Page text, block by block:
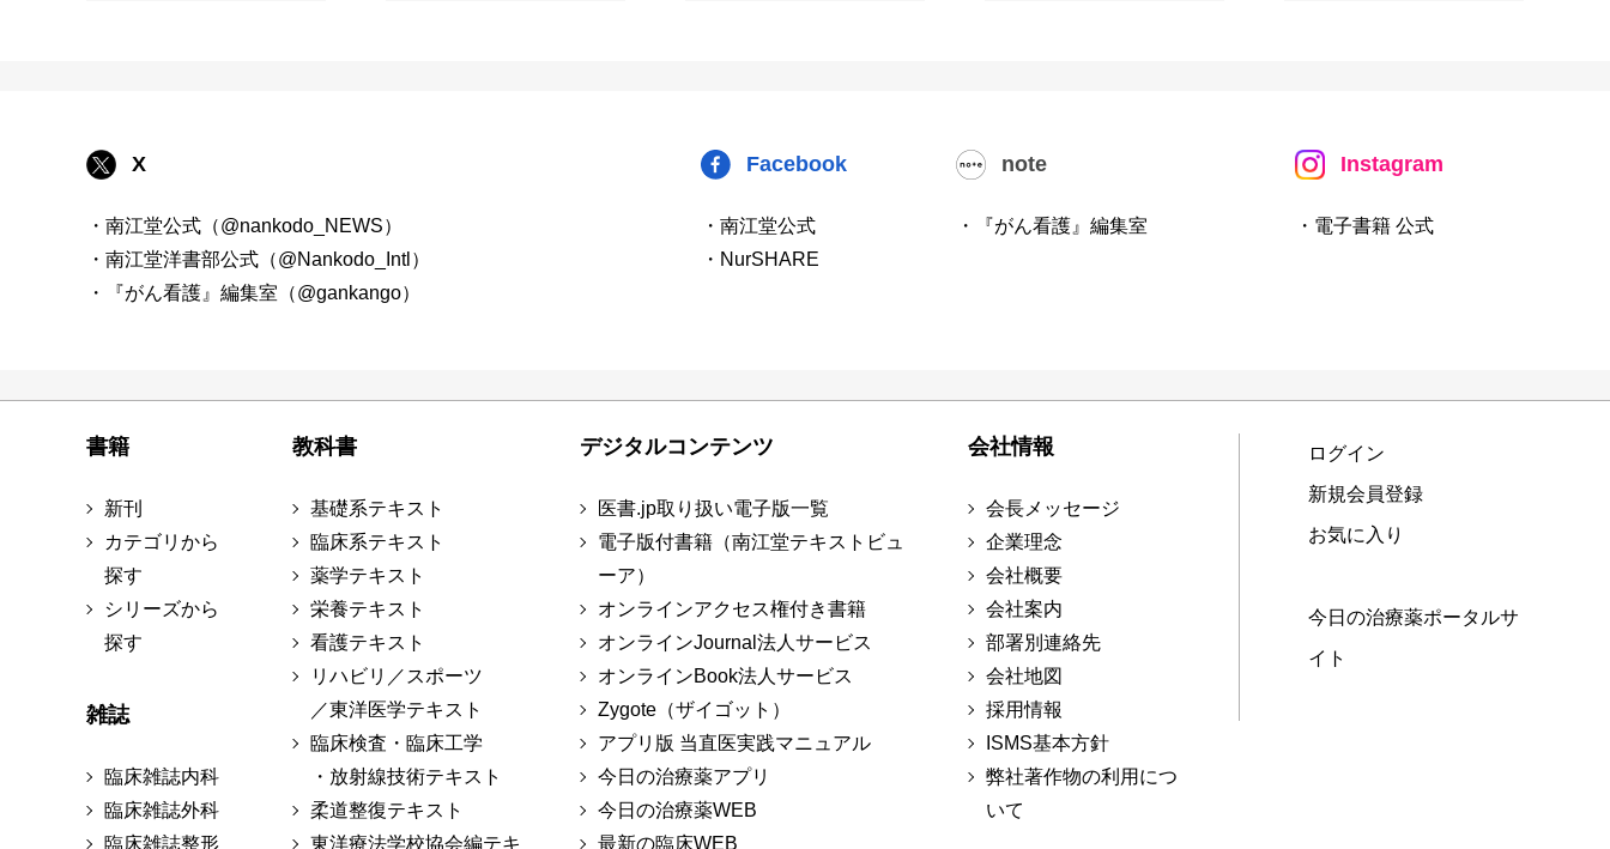
X
・南江堂公式（@nankodo_NEWS）
・南江堂洋書部公式（@Nankodo_Intl）
・『がん看護』編集室（@gankango）
Facebook
・南江堂公式
・NurSHARE
note
・『がん看護』編集室
Instagram
・電子書籍 公式
書籍
新刊
カテゴリから
探す
シリーズから
探す
雑誌
臨床雑誌内科
臨床雑誌外科
臨床雑誌整形
教科書
基礎系テキスト
臨床系テキスト
薬学テキスト
栄養テキスト
看護テキスト
リハビリ／スポーツ
／東洋医学テキスト
臨床検査・臨床工学
・放射線技術テキスト
柔道整復テキスト
東洋療法学校協会編テキ
デジタルコンテンツ
医書.jp取り扱い電子版一覧
電子版付書籍（南江堂テキストビュ
ーア）
オンラインアクセス権付き書籍
オンラインJournal法人サービス
オンラインBook法人サービス
Zygote（ザイゴット）
アプリ版 当直医実践マニュアル
今日の治療薬アプリ
今日の治療薬WEB
最新の臨床WEB
会社情報
会長メッセージ
企業理念
会社概要
会社案内
部署別連絡先
会社地図
採用情報
ISMS基本方針
弊社著作物の利用につ
いて
ログイン
新規会員登録
お気に入り
今日の治療薬ポータルサ
イト